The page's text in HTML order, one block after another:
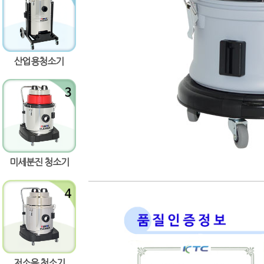
산업용청소기
미세분진 청소기
증가
감소